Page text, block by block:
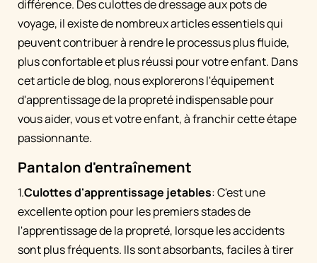
différence. Des culottes de dressage aux pots de
voyage, il existe de nombreux articles essentiels qui
peuvent contribuer à rendre le processus plus fluide,
plus confortable et plus réussi pour votre enfant. Dans
cet article de blog, nous explorerons l'équipement
d'apprentissage de la propreté indispensable pour
vous aider, vous et votre enfant, à franchir cette étape
passionnante.
Pantalon d'entraînement
1.Culottes d'apprentissage jetables: C'est une
excellente option pour les premiers stades de
l'apprentissage de la propreté, lorsque les accidents
sont plus fréquents. Ils sont absorbants, faciles à tirer